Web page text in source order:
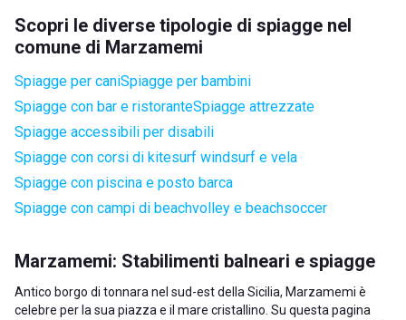
Scopri le diverse tipologie di spiagge nel
comune di Marzamemi
Spiagge per caniSpiagge per bambini
Spiagge con bar e ristoranteSpiagge attrezzate
Spiagge accessibili per disabili
Spiagge con corsi di kitesurf windsurf e vela
Spiagge con piscina e posto barca
Spiagge con campi di beachvolley e beachsoccer
Marzamemi: Stabilimenti balneari e spiagge
Antico borgo di tonnara nel sud-est della Sicilia, Marzamemi è
celebre per la sua piazza e il mare cristallino. Su questa pagina